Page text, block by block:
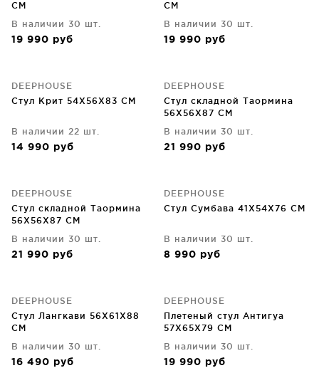
CM
В наличии 30 шт.
19 990 руб
CM
В наличии 30 шт.
19 990 руб
DEEPHOUSE
Стул Крит 54X56X83 CM
В наличии 22 шт.
14 990 руб
DEEPHOUSE
Стул складной Таормина
56X56X87 CM
В наличии 30 шт.
21 990 руб
DEEPHOUSE
Стул складной Таормина
56X56X87 CM
В наличии 30 шт.
21 990 руб
DEEPHOUSE
Стул Сумбава 41X54X76 CM
В наличии 30 шт.
8 990 руб
DEEPHOUSE
Стул Лангкави 56X61X88
CM
В наличии 30 шт.
16 490 руб
DEEPHOUSE
Плетеный стул Антигуа
57X65X79 CM
В наличии 30 шт.
19 990 руб